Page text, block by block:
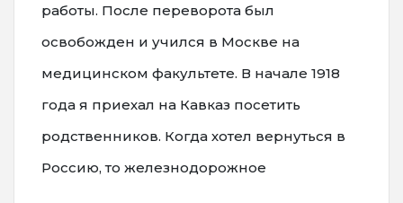
работы. После переворота был
освобожден и учился в Москве на
медицинском факультете. В начале 1918
года я приехал на Кавказ посетить
родственников. Когда хотел вернуться в
Россию, то железнодорожное